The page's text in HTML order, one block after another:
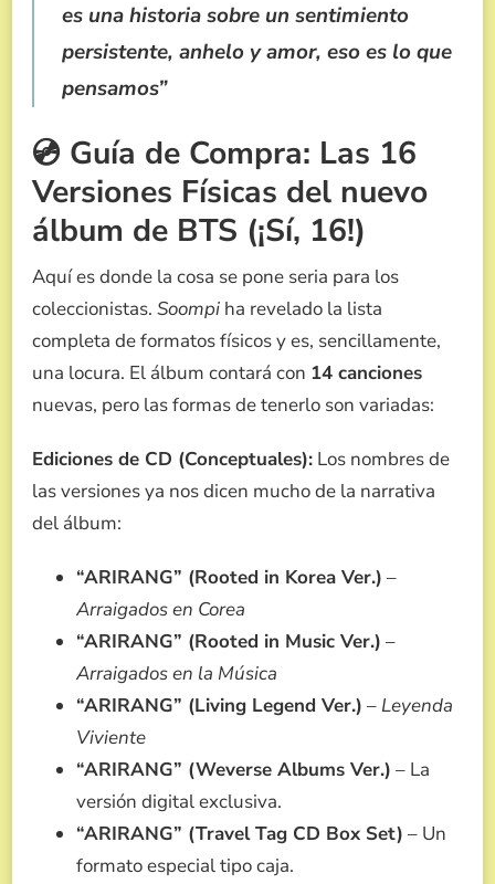
es una historia sobre un sentimiento
persistente, anhelo y amor, eso es lo que
pensamos”
💿 Guía de Compra: Las 16
Versiones Físicas del nuevo
álbum de BTS (¡Sí, 16!)
Aquí es donde la cosa se pone seria para los
coleccionistas. Soompi ha revelado la lista
completa de formatos físicos y es, sencillamente,
una locura. El álbum contará con 14 canciones
nuevas, pero las formas de tenerlo son variadas:
Ediciones de CD (Conceptuales): Los nombres de
las versiones ya nos dicen mucho de la narrativa
del álbum:
“ARIRANG” (Rooted in Korea Ver.) –
Arraigados en Corea
“ARIRANG” (Rooted in Music Ver.) –
Arraigados en la Música
“ARIRANG” (Living Legend Ver.) – Leyenda
Viviente
“ARIRANG” (Weverse Albums Ver.) – La
versión digital exclusiva.
“ARIRANG” (Travel Tag CD Box Set) – Un
formato especial tipo caja.